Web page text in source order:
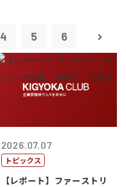
4 5 6
2026.07.07
トピックス
【レポート】ファーストリ